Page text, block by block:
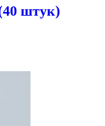
штук)